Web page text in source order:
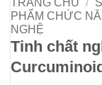
PHẨM CHỨC
NGHỆ
Tinh chất